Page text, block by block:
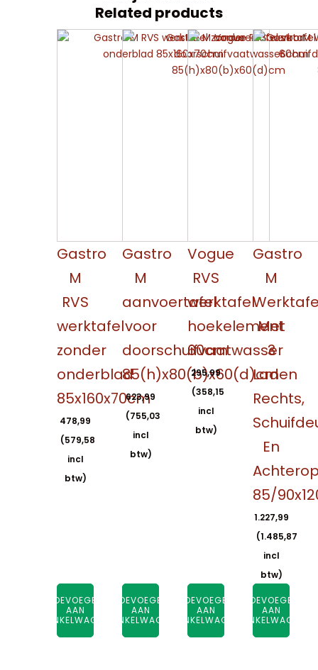
Related products
Gastro
M
RVS
werktafel
zonder
onderblad
85x160x70cm
478,99
(579,58
incl
btw)
TOEVOEGEN
AAN
WINKELWAGEN
Gastro
M
aanvoertafel
voor
doorschuifvaatwasser
85(h)x80(b)x60(d)cm
623,99
(755,03
incl
btw)
TOEVOEGEN
AAN
WINKELWAGEN
Vogue
RVS
werktafel
hoekelement
60cm
295,99
(358,15
incl
btw)
TOEVOEGEN
AAN
WINKELWAGEN
Gastro
M
Met
3
Laden
Rechts,
En
85/
1.227,99
(1.485,87
incl
btw)
TOEVOEGEN
AAN
WINKELWAGEN